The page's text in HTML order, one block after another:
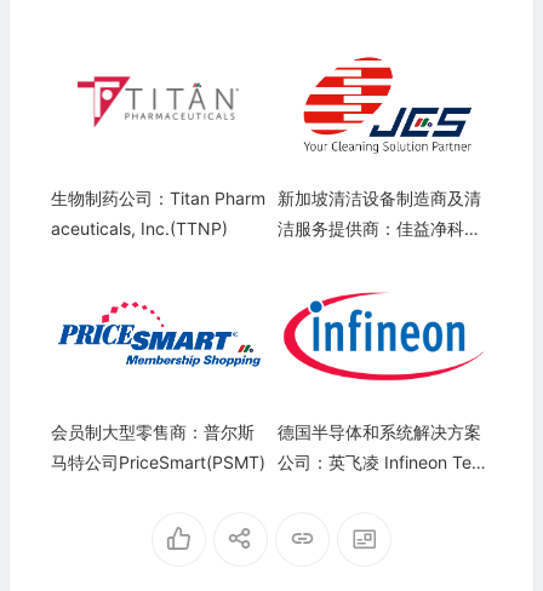
生物制药公司：Titan Pharm
aceuticals, Inc.(TTNP)
新加坡清洁设备制造商及清
洁服务提供商：佳益净科控
会员制大型零售商：普尔斯
马特公司PriceSmart(PSMT)
德国半导体和系统解决方案
公司：英飞凌 Infineon Tech